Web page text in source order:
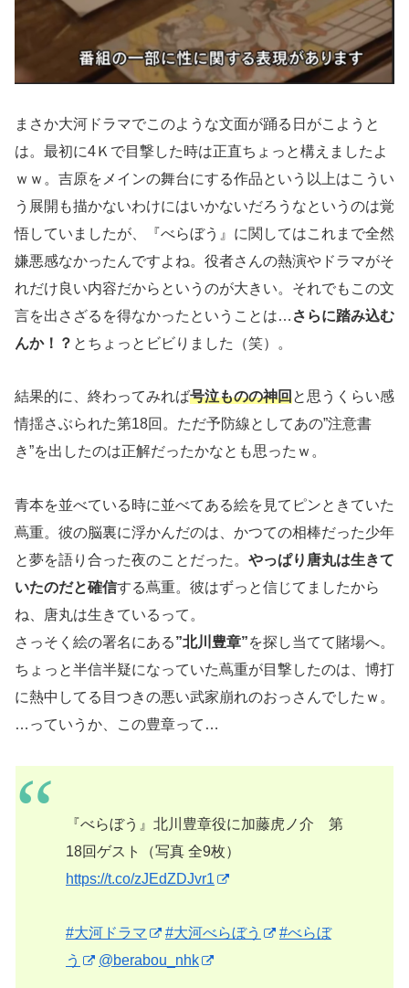
まさか大河ドラマでこのような文面が踊る日がこようと
は。最初に4Ｋで目撃した時は正直ちょっと構えましたよ
ｗｗ。吉原をメインの舞台にする作品という以上はこうい
う展開も描かないわけにはいかないだろうなというのは覚
悟していましたが、『べらぼう』に関してはこれまで全然
嫌悪感なかったんですよね。役者さんの熱演やドラマがそ
れだけ良い内容だからというのが大きい。それでもこの文
言を出さざるを得なかったということは… さらに踏み込む
んか！？ とちょっとビビりました（笑）。
結果的に、終わってみれば号泣ものの神回と思うくらい感
情揺さぶられた第18回。ただ予防線としてあの”注意書
き”を出したのは正解だったかなとも思ったｗ。
青本を並べている時に並べてある絵を見てピンときていた
蔦重。彼の脳裏に浮かんだのは、かつての相棒だった少年
と夢を語り合った夜のことだった。 やっぱり唐丸は生きて
いたのだと確信する蔦重。彼はずっと信じてましたから
ね、唐丸は生きているって。
さっそく絵の署名にある”北川豊章”を探し当てて賭場へ。
ちょっと半信半疑になっていた蔦重が目撃したのは、博打
に熱中してる目つきの悪い武家崩れのおっさんでしたｗ。
…っていうか、この豊章って…
『べらぼう』北川豊章役に加藤虎ノ介 第
18回ゲスト（写真 全9枚）
https://t.co/zJEdZDJvr1
#大河ドラマ #大河べらぼう
#べらぼ
う
@berabou_nhk